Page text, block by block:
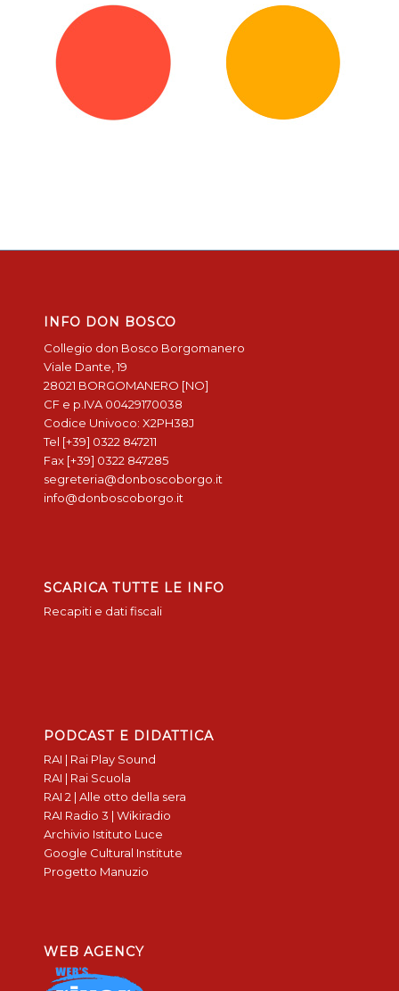
INFO DON BOSCO
Collegio don Bosco Borgomanero
Viale Dante, 19
28021 BORGOMANERO [NO]
CF e p.IVA 00429170038
Codice Univoco: X2PH38J
Tel [+39] 0322 847211
Fax [+39] 0322 847285
segreteria@donboscoborgo.it
info@donboscoborgo.it
SCARICA TUTTE LE INFO
Recapiti e dati fiscali
PODCAST E DIDATTICA
RAI | Rai Play Sound
RAI | Rai Scuola
RAI 2 | Alle otto della sera
RAI Radio 3 | Wikiradio
Archivio Istituto Luce
Google Cultural Institute
Progetto Manuzio
WEB AGENCY